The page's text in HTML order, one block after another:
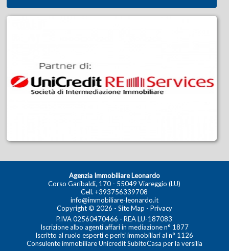
Agenzia Immobiliare Leonardo
Corso Garibaldi, 170 - 55049 Viareggio (LU)
Cell.+393756339708
info@immobiliare-leonardo.it
Copyright © 2026 - Site Map - Privacy
P.IVA 02560470466 - REA LU-187083
Iscrizione albo agenti affari in mediazione n° 1877
Iscritto al ruolo esperti e periti immobiliari al n° 1126
Consulente immobiliare Unicredit SubitoCasa per la versilia